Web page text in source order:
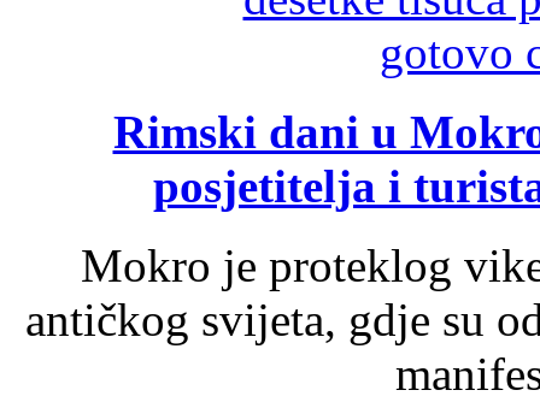
Rimski dani u
posjetitelja i
Mokro je proteklog
antičkog svijeta, gdje su